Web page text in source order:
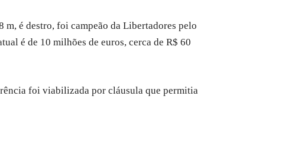
é destro, foi campeão da Libertadores pelo
é de 10 milhões de euros, cerca de R$ 60
foi viabilizada por cláusula que permitia